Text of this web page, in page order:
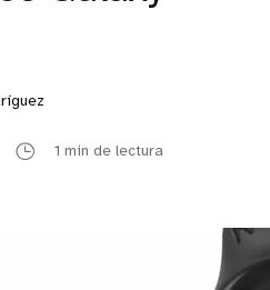
1 min de lectura